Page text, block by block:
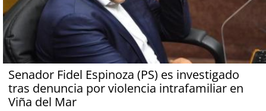
Senador Fidel Espinoza (PS) es investigado
tras denuncia por violencia intrafamiliar en
Viña del Mar